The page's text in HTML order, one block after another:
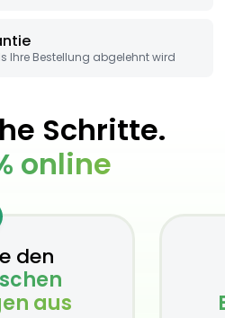
Ihre Bestellung abgelehnt wird
Schritte.
online
den
aus